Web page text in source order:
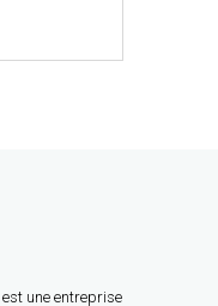
est une entreprise